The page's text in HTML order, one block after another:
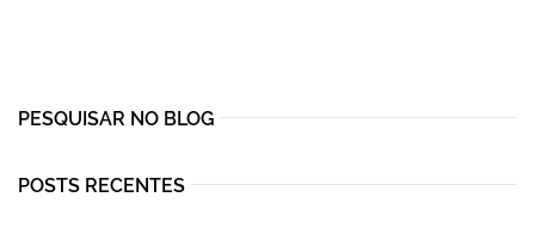
PESQUISAR NO BLOG
POSTS RECENTES